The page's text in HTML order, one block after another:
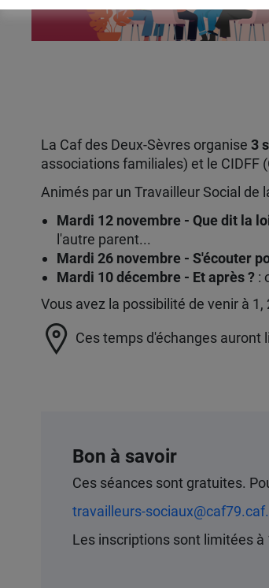
La Caf des Deux-Sèvres organise 3
associations familiales) et le CIDFF
Animés par un Travailleur Social
Mardi 12 novembre - Que dit la
l'autre parent...
Mardi 26 novembre - S'écouter
Mardi 10 décembre - Et après ? :
Vous avez la possibilité de venir à
Ces temps d'échanges auront
Bon à savoir
Ces séances sont gratuites.
travailleurs-
Les inscriptions sont limitées à